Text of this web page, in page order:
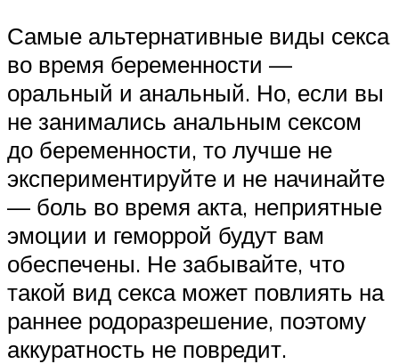
Самые альтернативные виды секса
во время беременности —
оральный и анальный. Но, если вы
не занимались анальным сексом
до беременности, то лучше не
экспериментируйте и не начинайте
— боль во время акта, неприятные
эмоции и геморрой будут вам
обеспечены. Не забывайте, что
такой вид секса может повлиять на
раннее родоразрешение, поэтому
аккуратность не повредит.